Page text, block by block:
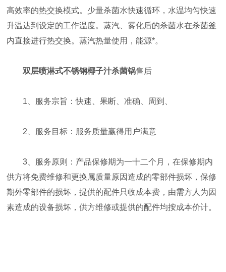
高效率的热交换模式。少量杀菌水快速循环，水温均匀快速
升温达到设定的工作温度。蒸汽、雾化后的杀菌水在杀菌釜
内直接进行热交换。蒸汽热量使用，能源*。
双层喷淋式不锈钢椰子汁杀菌锅售后
1、服务宗旨：快速、果断、准确、周到、
2、服务目标：服务质量赢得用户满意
3、服务原则：产品保修期为一十二个月，在保修期内
供方将免费维修和更换属质量原因造成的零部件损坏，保修
期外零部件的损坏，提供的配件只收成本费，由需方人为因
素造成的设备损坏，供方维修或提供的配件均按成本价计。